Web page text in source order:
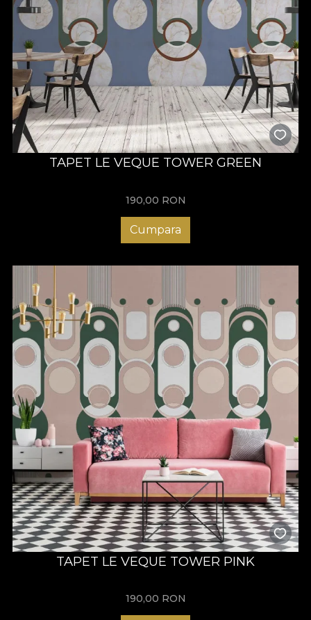
TAPET LE VEQUE TOWER GREEN
190,00 RON
Cumpara
TAPET LE VEQUE TOWER PINK
190,00 RON